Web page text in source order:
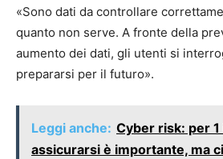
«Sono dati da controllare
quanto non serve. A fronte della
aumento dei dati, gli utenti si
prepararsi per il futuro».
Leggi anche: Cyber risk: per
assicurarsi è importante, ma